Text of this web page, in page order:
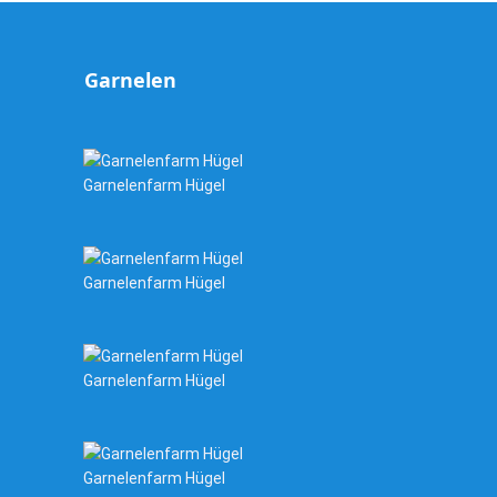
Garnelen
Garnelenfarm Hügel
Garnelenfarm Hügel
Garnelenfarm Hügel
Garnelenfarm Hügel